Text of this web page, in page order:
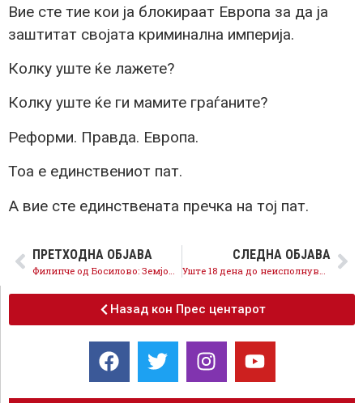
Вие сте тие кои ја блокираат Европа за да ја
заштитат својата криминална империја.
Колку уште ќе лажете?
Колку уште ќе ги мамите граѓаните?
Реформи. Правда. Европа.
Тоа е единствениот пат.
А вие сте единствената пречка на тој пат.
ПРЕТХОДНА ОБЈАВА СЛЕДНА ОБЈАВА
Назад кон Прес центарот